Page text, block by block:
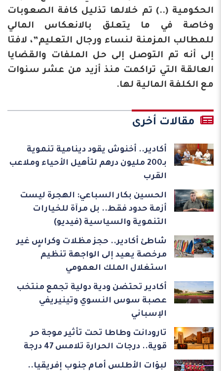
الحكومية (..) تم خلالها تذليل كافة الصعوبات
وخاصة في ما يتعلق بالانعكاس المالي
للمطالب المزمنة لنساء ورجال التعليم”، لافتا
إلى أنه تم التوصل إلى حل الملفات والقضايا
العالقة التي تراكمت منذ أزيد من عشر سنوات
مع الكلفة المالية لها.
مقالات أخرى
أكادير.. أخنوش يقود دينامية تنموية
بـ200 مليون درهم لتأهيل الأحياء وملاعب
القرب
الحسين بكار السباعي: الهجرة ليست
أزمة حدود فقط.. بل مرآة للخيارات
التنموية والسياسية (فيديو)
شاطئ أكادير.. حجز مظلات وكراسٍ غير
مرخصة يعيد إلى الواجهة تنظيم
استغلال الملك العمومي
أكادير تحتضن ودية دولية تجمع منتخب
عصبة سوس النسوي وتينيريفي
الإسباني
تارودانت وطاطا تحت تأثير موجة حر
قوية.. درجات الحرارة تلامس 47 درجة
لبؤات الأطلس أمام جنوب إفريقيا..